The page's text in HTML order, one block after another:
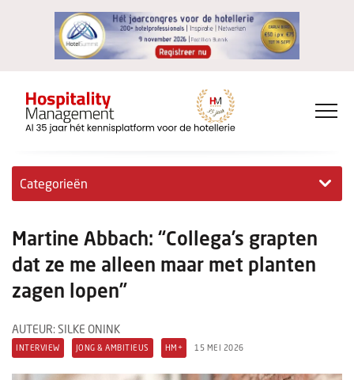
Categorieën
Hotelovernames
HM+
Jong & Ambitieus
Columns
Martine Abbach: “Collega’s grapten
dat ze me alleen maar met planten
zagen lopen”
AUTEUR: SILKE ONINK
INTERVIEW JONG & AMBITIEUS HM+ 15 MEI 2026